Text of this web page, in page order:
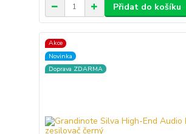
Přidat do košíku
Akce
Novinka
Doprava ZDARMA